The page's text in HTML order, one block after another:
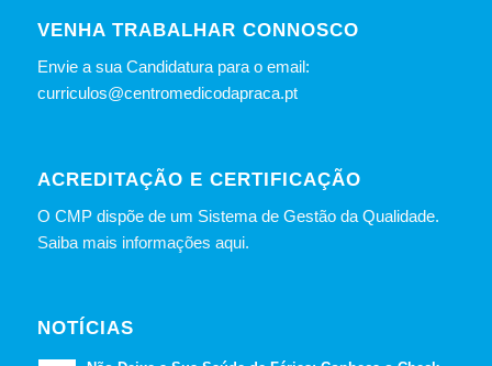
VENHA TRABALHAR CONNOSCO
Envie a sua Candidatura para o email:
curriculos@centromedicodapraca.pt
ACREDITAÇÃO E CERTIFICAÇÃO
O CMP dispõe de um Sistema de Gestão da Qualidade.
Saiba mais informações aqui.
NOTÍCIAS